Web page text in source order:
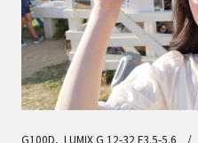
G100D, LUMIX G 12-32 F3.5-5.6